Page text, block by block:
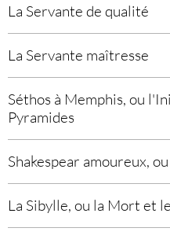
La Servante de qualité
La Servante maîtresse
Séthos à Memphis, ou
Pyramides
Shakespear amoureux,
La Sibylle, ou la Mort et